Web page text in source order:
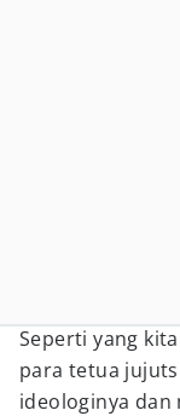
Seperti yang
para tetua
ideologinya dan